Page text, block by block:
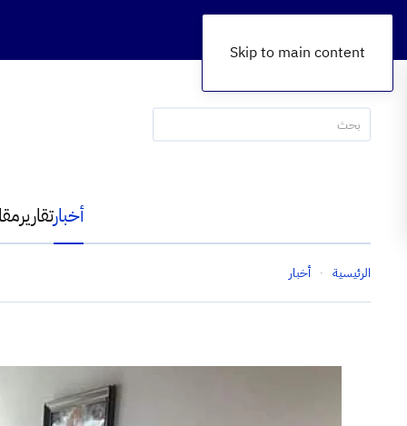
Skip to main content
أخبارتقارير
الرئيسية أخبار